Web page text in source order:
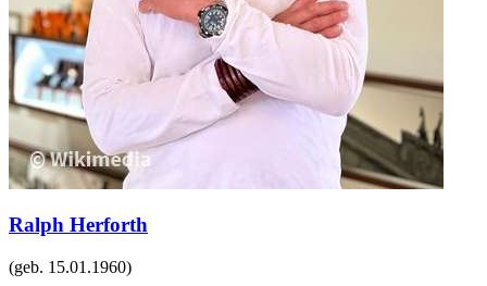
Ralph Herforth
(geb. 15.01.1960)